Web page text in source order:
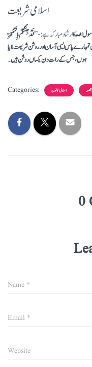
اسلامی شریعت
اللّہکا ارشاد مبارکہ ہے:- ’’قَدْ جِئْتُکُمْ بِالسَّمْحَۃِ
تمہارے پاس ایسی آسان اور روشن شریعت لایا
ہوں، جس کے رات دن یکساں روشن ہیں
Categories: اسلامی قانون
0
Name *
Email *
Website